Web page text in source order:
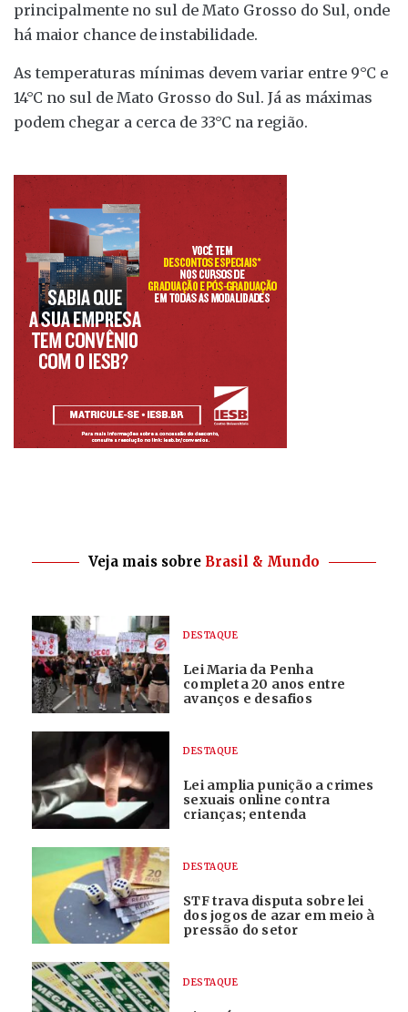
principalmente no sul de Mato Grosso do Sul, onde
há maior chance de instabilidade.
As temperaturas mínimas devem variar entre 9°C e
14°C no sul de Mato Grosso do Sul. Já as máximas
podem chegar a cerca de 33°C na região.
Veja mais sobre Brasil & Mundo
DESTAQUE
Lei Maria da Penha
completa 20 anos entre
avanços e desafios
DESTAQUE
Lei amplia punição a crimes
sexuais online contra
crianças; entenda
DESTAQUE
STF trava disputa sobre lei
dos jogos de azar em meio à
pressão do setor
DESTAQUE